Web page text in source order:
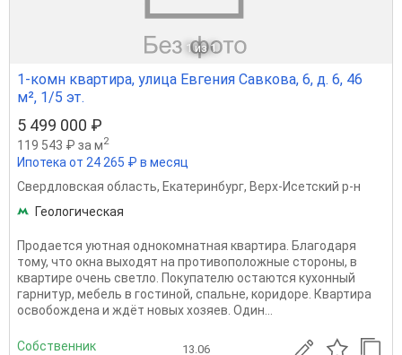
1 из 1
1-комн квартира, улица Евгения Савкова, 6, д. 6, 46
м², 1/5 эт.
5 499 000 ₽
119 543 ₽ за м2
Ипотека от 24 265 ₽ в месяц
Свердловская область, Екатеринбург, Верх-Исетский р-н
Геологическая
Продается уютная однокомнатная квартира. Благодаря
тому, что окна выходят на противоположные стороны, в
квартире очень светло. Покупателю остаются кухонный
гарнитур, мебель в гостиной, спальне, коридоре. Квартира
освобождена и ждёт новых хозяев. Один...
Собственник 13.06